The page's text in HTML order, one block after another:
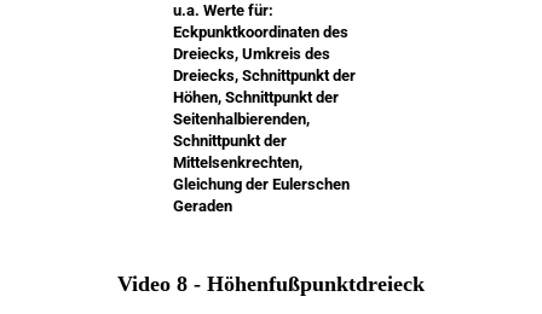
u.a. Werte für:
Eckpunktkoordinaten des
Dreiecks, Umkreis des
Dreiecks, Schnittpunkt der
Höhen, Schnittpunkt der
Seitenhalbierenden,
Schnittpunkt der
Mittelsenkrechten,
Gleichung der Eulerschen
Geraden
Video 8 - Höhenfußpunktdreieck